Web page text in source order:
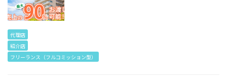
代理店
紹介店
フリーランス（フルコミッション型）